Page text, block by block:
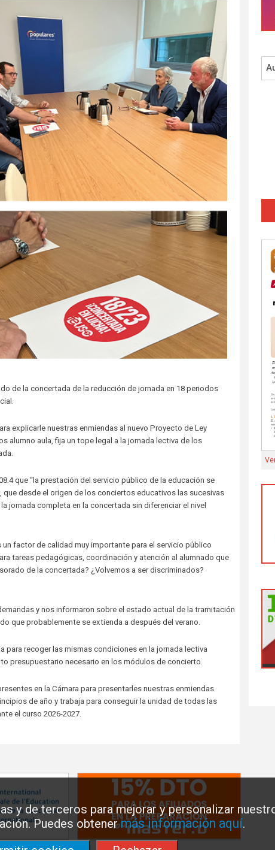
y de terceros para mejorar y personalizar
Puedes obtenermás información aquí.
de la concertada de la reducción de jornada en 18 periodos
explicarle nuestras enmiendas al nuevo Proyecto de Ley
alumno aula, fija un tope legal a la jornada lectiva de los
que “la prestación del servicio público de la educación se
desde el origen de los conciertos educativos las sucesivas
jornada completa en la concertada sin diferenciar el nivel
factor de calidad muy importante para el servicio público
tareas pedagógicas, coordinación y atención al alumnado que
de la concertada? ¿Volvemos a ser discriminados?
y nos informaron sobre el estado actual de la tramitación
que probablemente se extienda a después del verano.
para recoger las mismas condiciones en la jornada lectiva
presupuestario necesario en los módulos de concierto.
en la Cámara para presentarles nuestras enmiendas
de año y trabaja para conseguir la unidad de todas las
el curso 2026-2027.